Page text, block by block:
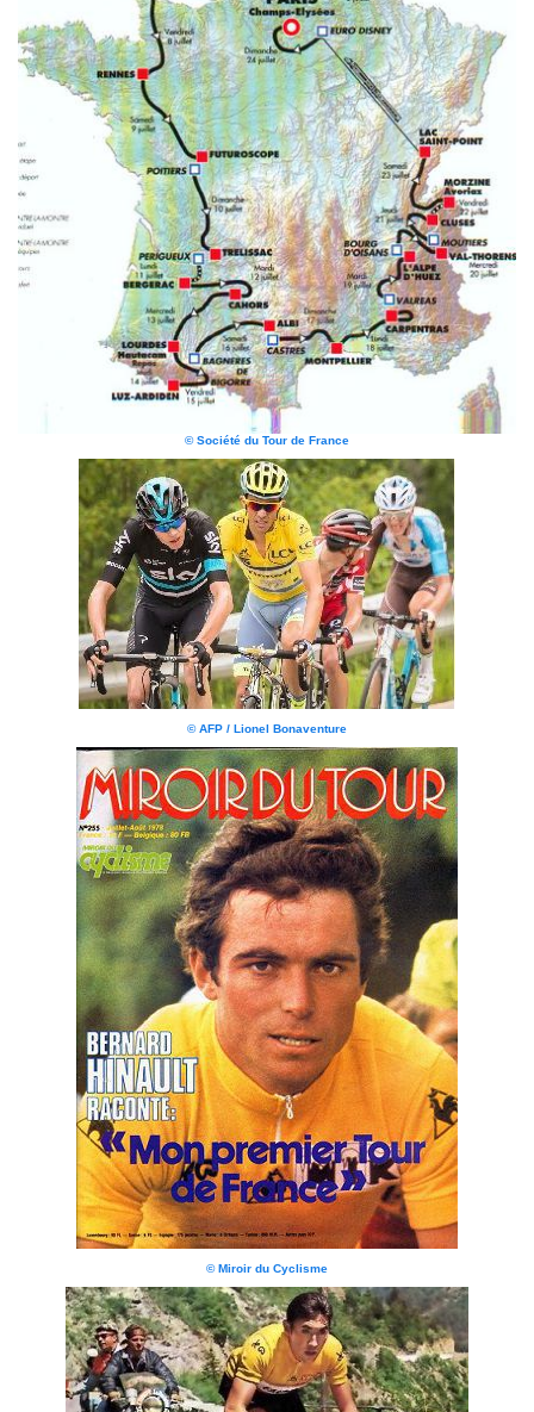
© Société du Tour de France
© AFP / Lionel Bonaventure
© Miroir du Cyclisme